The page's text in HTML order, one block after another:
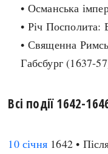
Наука, освіта і техніка
Політика
Розваги і дозвілля
Чудеса світу
• Османська
• Річ Посполита:
• Священна
Габсбург (1637-
Всі події 1642-
10 січня 1642 •